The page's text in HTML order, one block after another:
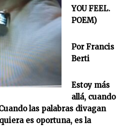
YOU FEEL.
POEM)
Por Francis
Berti
Estoy más
allá, cuando
las palabras divagan
es oportuna, es la